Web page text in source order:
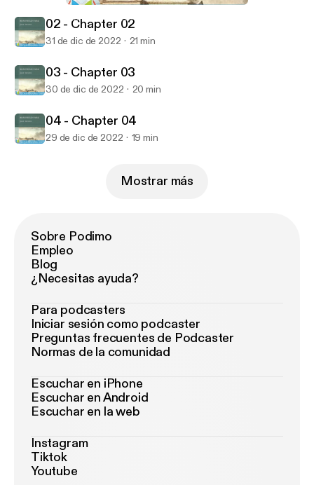
Mansfield Park by Jane Austen
02 - Chapter 02
31 de dic de 2022 21 min
03 - Chapter 03
30 de dic de 2022 20 min
04 - Chapter 04
29 de dic de 2022 19 min
Mostrar más
Sobre Podimo
Empleo
Blog
¿Necesitas ayuda?
Para podcasters
Iniciar sesión como podcaster
Preguntas frecuentes de Podcaster
Normas de la comunidad
Escuchar en iPhone
Escuchar en Android
Escuchar en la web
Instagram
Tiktok
Youtube